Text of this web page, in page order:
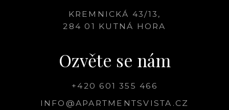
KREMNICKÁ 43/13,
284 01 KUTNÁ HORA
Ozvěte se nám
+420 601 355 466
INFO@APARTMENTSVISTA.CZ